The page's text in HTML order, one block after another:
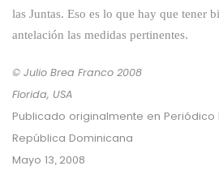
las Juntas. Eso es lo que hay que tener
antelación las medidas pertinentes.
© Julio Brea Franco 2008
Florida, USA
Publicado originalmente en Periódico
República Dominicana
Mayo 13, 2008